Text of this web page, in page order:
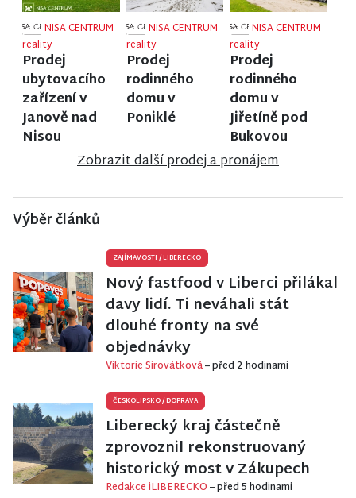
NISA CENTRUM
reality
Prodej
ubytovacího
zařízení v
Janově nad
Nisou
NISA CENTRUM
reality
Prodej
rodinného
domu v
Poniklé
NISA CENTRUM
reality
Prodej
rodinného
domu v
Jiřetíně pod
Bukovou
Zobrazit další prodej a pronájem
Výběr článků
ZAJÍMAVOSTI /LIBERECKO
Nový fastfood v Liberci přilákal
davy lidí. Ti neváhali stát
dlouhé fronty na své
objednávky
Viktorie Sirovátková– před 2 hodinami
ČESKOLIPSKO/DOPRAVA
Liberecký kraj částečně
zprovoznil rekonstruovaný
historický most v Zákupech
Redakce iLIBERECKO– před 5 hodinami